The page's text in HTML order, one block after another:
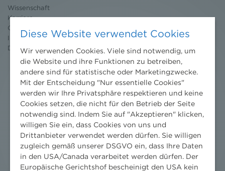
Wissenschaft
Karriere
Ombudsstelle
Impressum
Datenschutz erklärung
Diese Website verwendet Cookies
Wir verwenden Cookies. Viele sind notwendig, um
die Website und ihre Funktionen zu betreiben,
andere sind für statistische oder Marketingzwecke.
Mit der Entscheidung "Nur essentielle Cookies"
werden wir Ihre Privatsphäre respektieren und keine
Cookies setzen, die nicht für den Betrieb der Seite
notwendig sind. Indem Sie auf "Akzeptieren" klicken,
willigen Sie ein, dass Cookies von uns und
Drittanbieter verwendet werden dürfen. Sie willigen
zugleich gemäß unserer DSGVO ein, dass Ihre Daten
in den USA/Canada verarbeitet werden dürfen. Der
Europäische Gerichtshof bescheinigt den USA kein